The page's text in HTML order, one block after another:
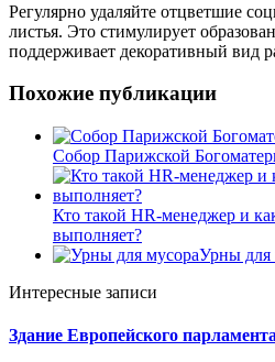
Регулярно удаляйте отцветшие
листья. Это стимулирует
поддерживает декоративный вид
Похожие публикации
Собор Парижской
Кто такой HR-менеджер и
выполняет?
Урны для
Интересные записи
Здание Европейского